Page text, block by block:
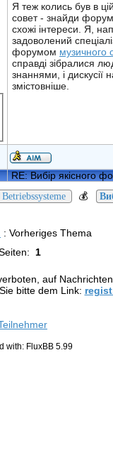
Я теж колись був в
совет - знайди
схожі інтереси. Я,
задоволений
форумом музичного
справді зібралися
знаннями, і дискусії
змістовніше.
RE: Вибір якісного
💰
: Vorheriges Thema
1
auf
bitte dem Link:
with: FluxBB 5.99